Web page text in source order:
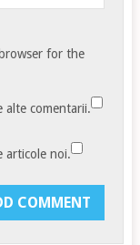
for the
alte comentarii.
articole noi.